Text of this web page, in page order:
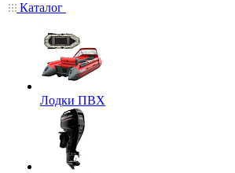
Каталог
Лодки ПВХ